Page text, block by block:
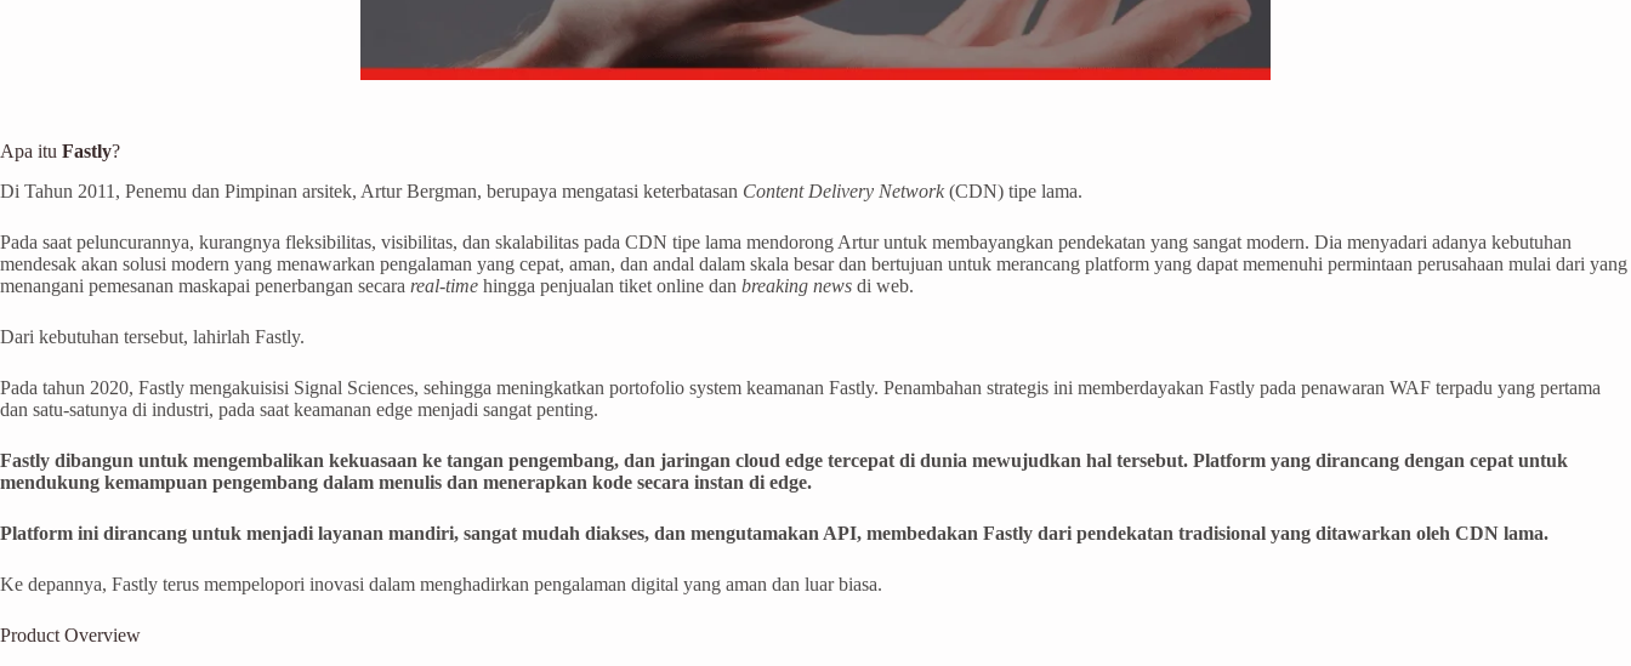
Apa itu Fastly?
Di Tahun 2011, Penemu dan Pimpinan arsitek, Artur Bergman, berupaya mengatasi keterbatasan Content Delivery Network (CDN) tipe lama.
Pada saat peluncurannya, kurangnya fleksibilitas, visibilitas, dan skalabilitas pada CDN tipe lama mendorong Artur untuk membayangkan pendekatan yang sangat modern. Dia menyadari adanya kebutuhan
mendesak akan solusi modern yang menawarkan pengalaman yang cepat, aman, dan andal dalam skala besar dan bertujuan untuk merancang platform yang dapat memenuhi permintaan perusahaan mulai dari yang
menangani pemesanan maskapai penerbangan secara real-time hingga penjualan tiket online dan breaking news di web.
Dari kebutuhan tersebut, lahirlah Fastly.
Pada tahun 2020, Fastly mengakuisisi Signal Sciences, sehingga meningkatkan portofolio system keamanan Fastly. Penambahan strategis ini memberdayakan Fastly pada penawaran WAF terpadu yang pertama
dan satu-satunya di industri, pada saat keamanan edge menjadi sangat penting.
Fastly dibangun untuk mengembalikan kekuasaan ke tangan pengembang, dan jaringan cloud edge tercepat di dunia mewujudkan hal tersebut. Platform yang dirancang dengan cepat untuk
mendukung kemampuan pengembang dalam menulis dan menerapkan kode secara instan di edge.
Platform ini dirancang untuk menjadi layanan mandiri, sangat mudah diakses, dan mengutamakan API, membedakan Fastly dari pendekatan tradisional yang ditawarkan oleh CDN lama.
Ke depannya, Fastly terus mempelopori inovasi dalam menghadirkan pengalaman digital yang aman dan luar biasa.
Product Overview